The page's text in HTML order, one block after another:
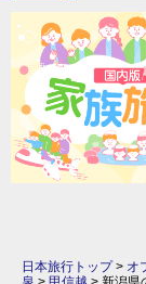
日本旅行トップ> オ
泉 > 甲信越 > 新潟県